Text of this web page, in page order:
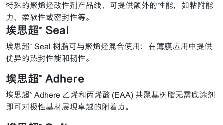
特殊的聚烯烃改性剂产品线，可提供额外的性能，如粘附能
力、柔软性或密封性等。
埃思超™ Seal
埃思超™ Seal 树脂可与聚烯烃混合使用：在薄膜应用中提供
优异的热封性能和韧性。
埃思超™ Adhere
埃思超™ Adhere 乙烯和丙烯酸 (EAA) 共聚基树脂无需底涂剂
即可对极性基材展现卓越的附着力。